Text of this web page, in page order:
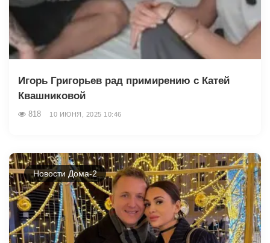
Игорь Григорьев рад примирению с Катей
Квашниковой
818 10 ИЮНЯ, 2025 10:46
Новости Дома-2